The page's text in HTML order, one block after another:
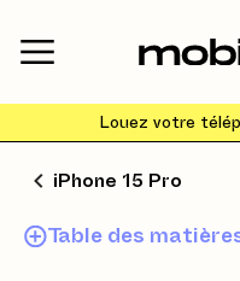
Louez votre
iPhone 15 Pro
Table des